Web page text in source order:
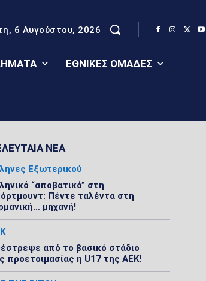
6 Αυγούστου, 2026
ΕΘΝΙΚΈΣ ΟΜΆΔΕΣ
ΝΕΑ
Εξωτερικού
“αποβατικό” στη
Πέντε ταλέντα στη
μηχανή!
από το βασικό στάδιο
προετοιμασίας η U17 της ΑΕΚ!